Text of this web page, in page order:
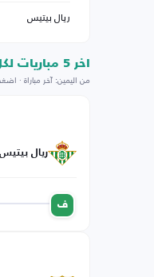
ريال بيتيس
اخر 5 مباريات لكل فريق
من اليمين: آخر مباراة ·
ريال بيتيس
ف